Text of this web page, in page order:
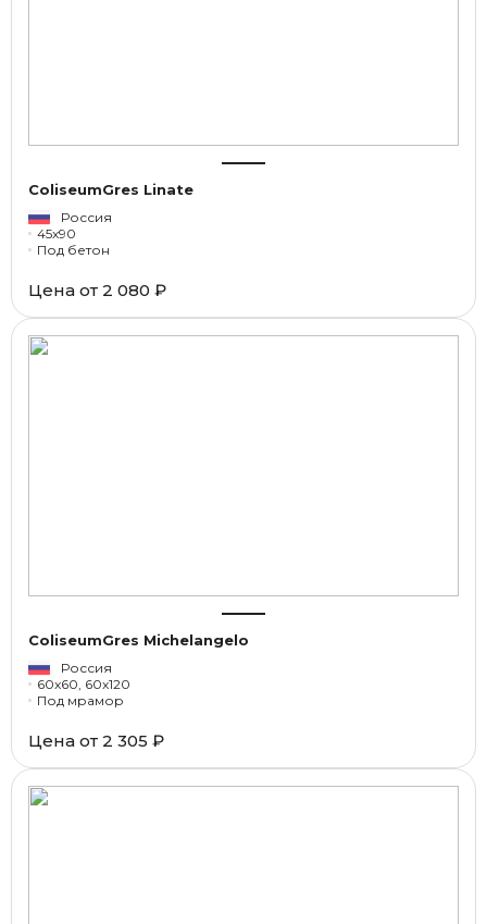
ColiseumGres Linate
Россия
45x90
Под бетон
Цена от 2 080 ₽
ColiseumGres Michelangelo
Россия
60x60, 60x120
Под мрамор
Цена от 2 305 ₽